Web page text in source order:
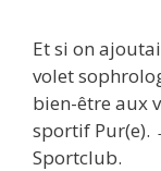
Et si on
volet
bien-être aux
sportif Pur(e).
Sportclub.